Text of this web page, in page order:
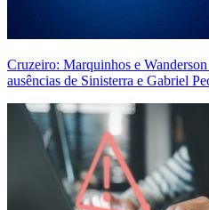
Cruzeiro: Marquinhos e
ausências de Sinisterra e Gabriel